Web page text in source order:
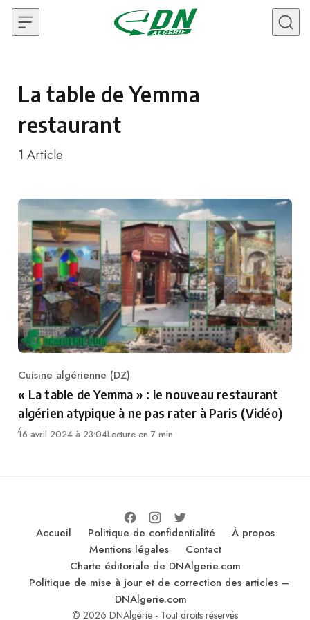
Skip to content
La table de Yemma
restaurant
1 Article
Category
Cuisine algérienne (DZ)
« La table de Yemma » : le nouveau restaurant
algérien atypique à ne pas rater à Paris (Vidéo)
16 avril 2024 à 23:04Lecture en 7 min
Accueil Politique de confidentialité
À propos
Mentions légales
Contact
Charte éditoriale de DNAlgerie.com
Politique de mise à jour et de correction des articles –
DNAlgerie.com
© 2026 DNAlgérie - Tout droits réservés